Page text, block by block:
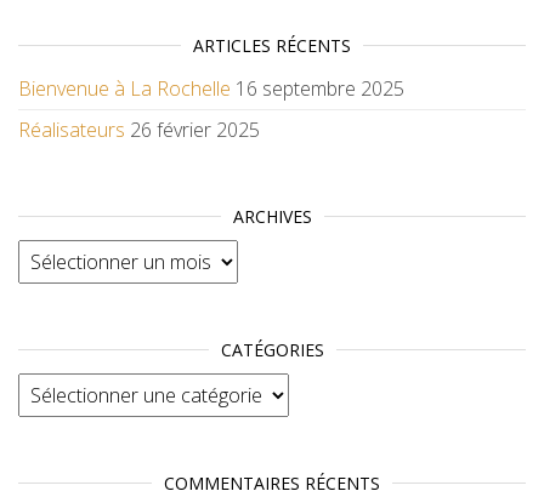
ARTICLES RÉCENTS
Bienvenue à La Rochelle 16 septembre 2025
Réalisateurs 26 février 2025
ARCHIVES
Archives
CATÉGORIES
Catégories
COMMENTAIRES RÉCENTS